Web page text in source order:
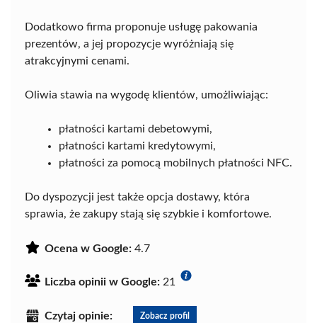
Dodatkowo firma proponuje usługę pakowania
prezentów, a jej propozycje wyróżniają się
atrakcyjnymi cenami.
Oliwia stawia na wygodę klientów, umożliwiając:
płatności kartami debetowymi,
płatności kartami kredytowymi,
płatności za pomocą mobilnych płatności NFC.
Do dyspozycji jest także opcja dostawy, która
sprawia, że zakupy stają się szybkie i komfortowe.
Ocena w Google: 4.7
Liczba opinii w Google: 21
Czytaj opinie: Zobacz profil